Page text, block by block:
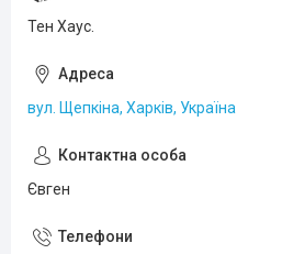
Тен Хаус.
вул. Щепкіна, Харків, Україна
Євген